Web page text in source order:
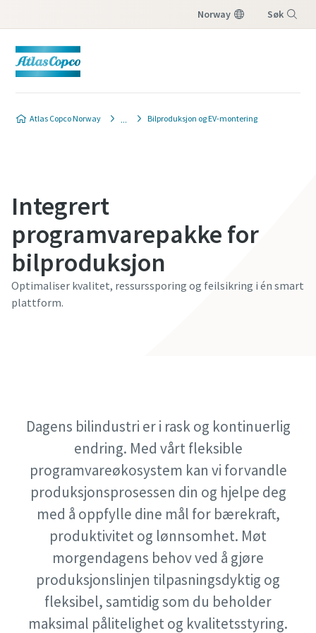
Norway Søk
Atlas Copco Norway Bilproduksjon og EV-montering
Integrert
programvarepakke for
bilproduksjon
Optimaliser kvalitet, ressurssporing og feilsikring i én smart
plattform.
Dagens bilindustri er i rask og kontinuerlig
endring. Med vårt fleksible
programvareøkosystem kan vi forvandle
produksjonsprosessen din og hjelpe deg
med å oppfylle dine mål for bærekraft,
produktivitet og lønnsomhet. Møt
morgendagens behov ved å gjøre
produksjonslinjen tilpasningsdyktig og
fleksibel, samtidig som du beholder
maksimal pålitelighet og kvalitetsstyring.
Obligatoriske felt er merket med (*)
Personopplysninger
Fornavn
Telefon
Ytterligere informasjon
Firma
Land
Postnummer